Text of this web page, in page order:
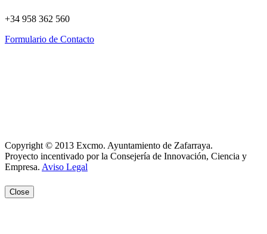
+34 958 362 560
Formulario de Contacto
Copyright © 2013 Excmo. Ayuntamiento de Zafarraya.
Proyecto incentivado por la Consejería de Innovación, Ciencia y
Empresa. Aviso Legal
Close